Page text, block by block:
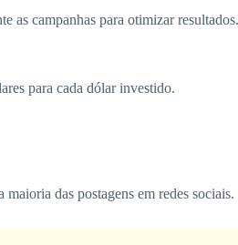
as campanhas para otimizar resultados.
para cada dólar investido.
das postagens em redes sociais.